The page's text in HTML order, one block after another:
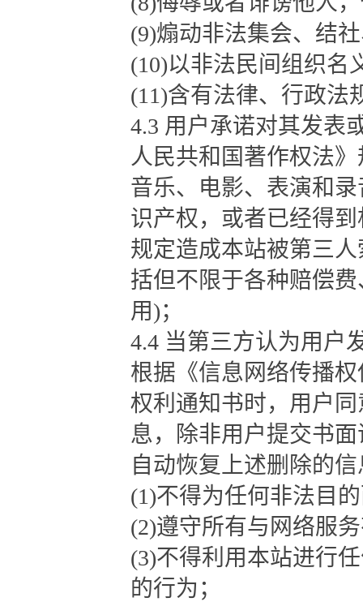
(9)煽动非法集会、结
(10)以非法民间组织名
(11)含有法律、行政法
4.3 用户承诺对其发表
人民共和国著作权法
音乐、电影、表演和
识产权，或者已经得
规定造成本站被第三
括但不限于各种赔偿
用)；
4.4 当第三方认为用户
根据《信息网络传播
权利通知书时，用户
息，除非用户提交书
自动恢复上述删除的
(1)不得为任何非法目
(2)遵守所有与网络服
(3)不得利用本站进行
的行为；